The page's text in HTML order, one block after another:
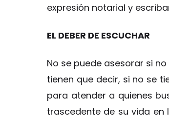
expresión notarial y
EL DEBER DE ESCUCHAR
No se puede asesorar si
tienen que decir, si no se
para atender a quienes
trascedente de su vida en